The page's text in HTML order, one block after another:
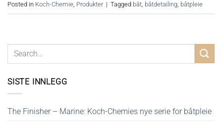
SISTE INNLEGG
The Finisher – Marine: Koch-Chemies nye serie for båtpleie
Posted in Koch-Chemie, Produkter | Tagged båt, båtdetailing, båtpleie